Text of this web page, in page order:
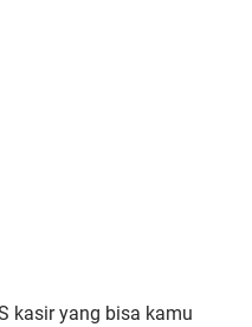
kasir yang bisa kamu